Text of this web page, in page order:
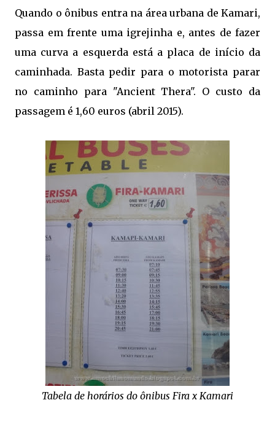
Quando o ônibus entra na área urbana de Kamari,
passa em frente uma igrejinha e, antes de fazer
uma curva a esquerda está a placa de início da
caminhada. Basta pedir para o motorista parar
no caminho para "Ancient Thera". O custo da
passagem é 1,60 euros (abril 2015).
Tabela de horários do ônibus Fira x Kamari